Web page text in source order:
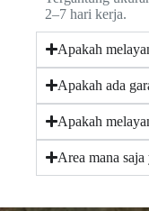
2–7 hari kerja.
Apakah
Apakah ada
Apakah
Area mana